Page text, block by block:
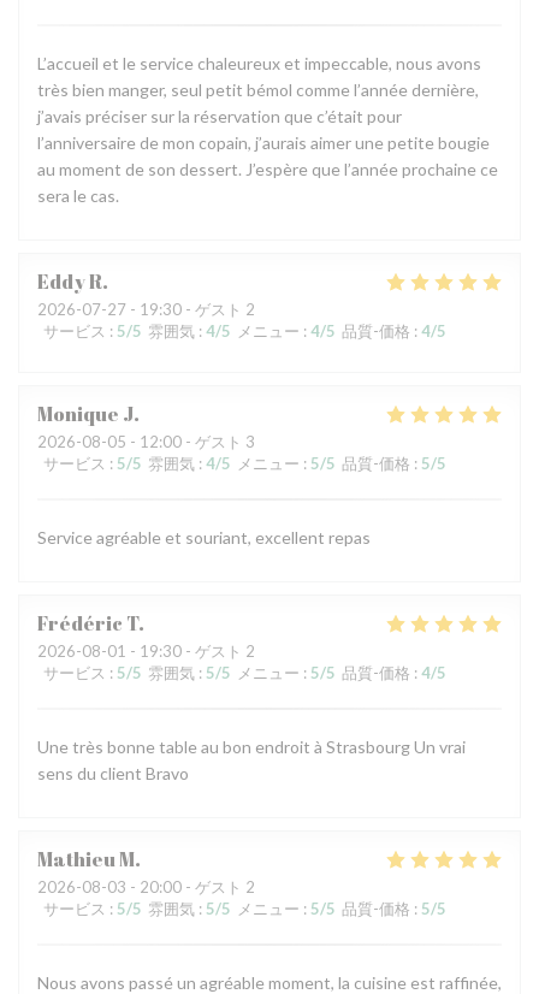
L’accueil et le service chaleureux et impeccable, nous avons
très bien manger, seul petit bémol comme l’année dernière,
j’avais préciser sur la réservation que c’était pour
l’anniversaire de mon copain, j’aurais aimer une petite bougie
au moment de son dessert. J’espère que l’année prochaine ce
sera le cas.
EddyR
2026-07-27 - 19:30 - ゲスト 2
サービス : 5/5 雰囲気 : 4/5 メニュー : 4/5 品質-価格 : 4/5
Monique J
2026-08-05 - 12:00 - ゲスト 3
サービス : 5/5 雰囲気 : 4/5 メニュー : 5/5 品質-価格 : 5/5
Service agréable et souriant, excellent repas
Frédéric T
2026-08-01 - 19:30 - ゲスト 2
サービス : 5/5 雰囲気 : 5/5 メニュー : 5/5 品質-価格 : 4/5
Une très bonne table au bon endroit à Strasbourg Un vrai
sens du client Bravo
MathieuM
2026-08-03 - 20:00 - ゲスト 2
サービス : 5/5 雰囲気 : 5/5 メニュー : 5/5 品質-価格 : 5/5
Nous avons passé un agréable moment, la cuisine est raffinée,